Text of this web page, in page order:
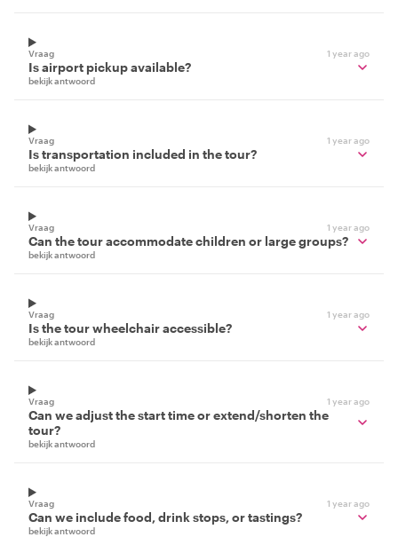
Vraag 1 year ago
Is airport pickup available?
bekijk antwoord
Vraag 1 year ago
Is transportation included in the tour?
bekijk antwoord
Vraag 1 year ago
Can the tour accommodate children or large groups?
bekijk antwoord
Vraag 1 year ago
Is the tour wheelchair accessible?
bekijk antwoord
Vraag 1 year ago
Can we adjust the start time or extend/shorten the
tour?
bekijk antwoord
Vraag 1 year ago
Can we include food, drink stops, or tastings?
bekijk antwoord